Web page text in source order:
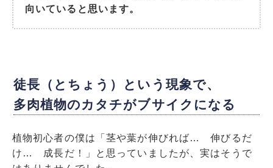
向いていると思います。
徒長（とちょう）という現象で、
多肉植物のカタチがブサイクになる
植物初心者の僕は「茎や葉が伸びれば… 伸びるだ
け… 成長だ！」と思っていましたが、実はそうで